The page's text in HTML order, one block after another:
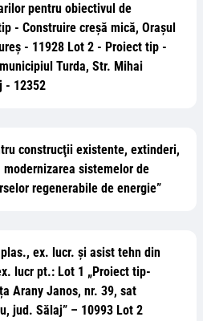
pentru obiectivul de
- Construire creșă mică, Orașul
- 11928 Lot 2 - Proiect tip -
Turda, Str. Mihai
- 12352
construcţii existente, extinderi,
sistemelor de
regenerabile de energie”
ex. lucr. și asist tehn din
lucr pt.: Lot 1 „Proiect tip-
Arany Janos, nr. 39, sat
jud. Sălaj” – 10993 Lot 2